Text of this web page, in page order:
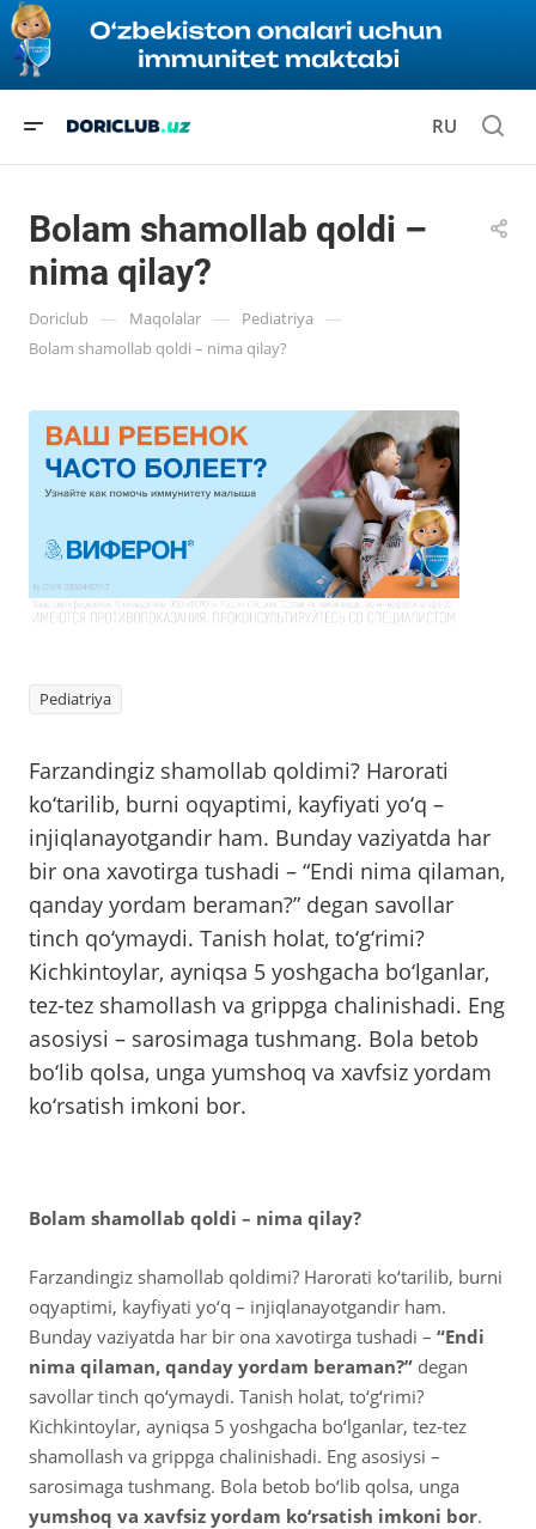
RU
­­­­­Bolam shamollab qoldi –
nima qilay?
Doriclub — Maqolalar — Pediatriya —
­­­­­Bolam shamollab qoldi – nima qilay?
Pediatriya
Farzandingiz shamollab qoldimi? Harorati
ko‘tarilib, burni oqyaptimi, kayfiyati yo‘q –
injiqlanayotgandir ham. Bunday vaziyatda har
bir ona xavotirga tushadi – “Endi nima qilaman,
qanday yordam beraman?” degan savollar
tinch qo‘ymaydi. Tanish holat, to‘g‘rimi?
Kichkintoylar, ayniqsa 5 yoshgacha bo‘lganlar,
tez-tez shamollash va grippga chalinishadi. Eng
asosiysi – sarosimaga tushmang. Bola betob
bo‘lib qolsa, unga yumshoq va xavfsiz yordam
ko‘rsatish imkoni bor.
­­­­­Bolam shamollab qoldi – nima qilay?
Farzandingiz shamollab qoldimi? Harorati ko‘tarilib, burni
oqyaptimi, kayfiyati yo‘q – injiqlanayotgandir ham.
Bunday vaziyatda har bir ona xavotirga tushadi – “Endi
nima qilaman, qanday yordam beraman?” degan
savollar tinch qo‘ymaydi. Tanish holat, to‘g‘rimi?
Kichkintoylar, ayniqsa 5 yoshgacha bo‘lganlar, tez-tez
shamollash va grippga chalinishadi. Eng asosiysi –
sarosimaga tushmang. Bola betob bo‘lib qolsa, unga
yumshoq va xavfsiz yordam ko‘rsatish imkoni bor.